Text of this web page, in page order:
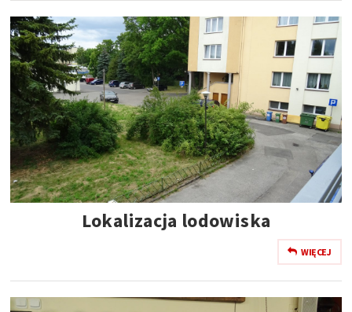
Lokalizacja lodowiska
WIĘCEJ